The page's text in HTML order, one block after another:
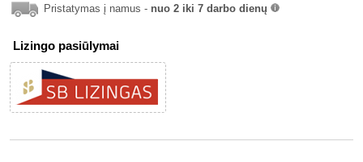
Pristatymas į namus - nuo 2 iki 7 darbo dienų
Lizingo pasiūlymai